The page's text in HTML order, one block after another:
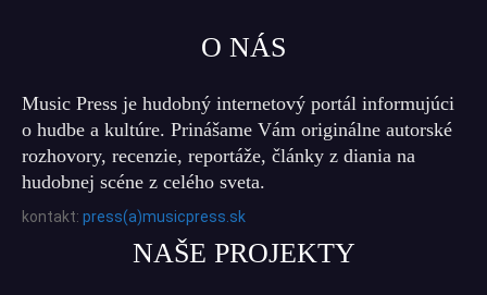
O NÁS
Music Press je hudobný internetový portál informujúci
o hudbe a kultúre. Prinášame Vám originálne autorské
rozhovory, recenzie, reportáže, články z diania na
hudobnej scéne z celého sveta.
kontakt: press(a)musicpress.sk
NAŠE PROJEKTY